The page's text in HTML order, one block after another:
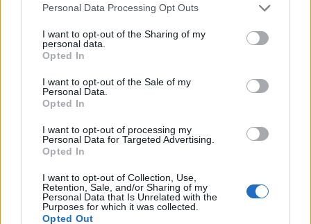
Personal Data Processing Opt Outs
I want to opt-out of the Sharing of my
personal data.
Opted In
I want to opt-out of the Sale of my
Personal Data.
Opted In
I want to opt-out of processing my
Personal Data for Targeted Advertising.
Opted In
I want to opt-out of Collection, Use,
Retention, Sale, and/or Sharing of my
Personal Data that Is Unrelated with the
Purposes for which it was collected.
Opted Out